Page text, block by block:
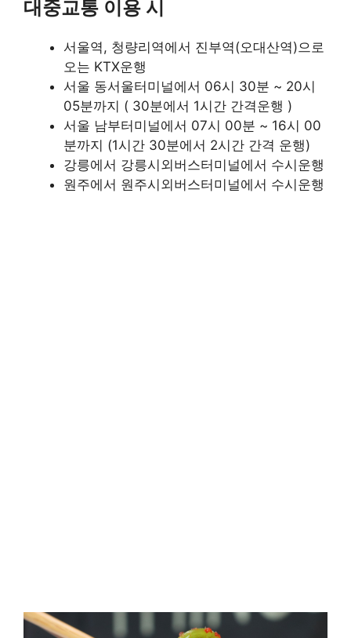
대중교통 이용 시
서울역, 청량리역에서 진부역(오대산역)으로
오는 KTX운행
서울 동서울터미널에서 06시 30분 ~ 20시
05분까지 ( 30분에서 1시간 간격운행 )
서울 남부터미널에서 07시 00분 ~ 16시 00
분까지 (1시간 30분에서 2시간 간격 운행)
강릉에서 강릉시외버스터미널에서 수시운행
원주에서 원주시외버스터미널에서 수시운행